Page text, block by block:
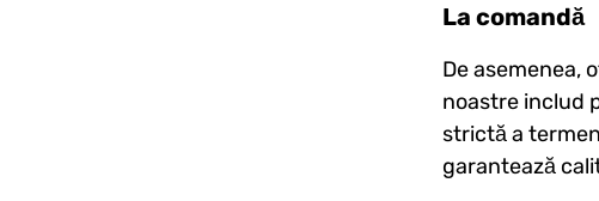
La comandă
De asemenea,
noastre includ
strictă a
garantează